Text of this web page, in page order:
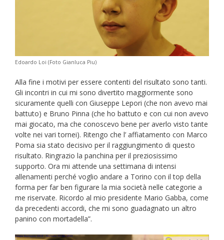
Edoardo Loi (Foto Gianluca Piu)
Alla fine i motivi per essere contenti del risultato sono tanti.
Gli incontri in cui mi sono divertito maggiormente sono
sicuramente quelli con Giuseppe Lepori (che non avevo mai
battuto) e Bruno Pinna (che ho battuto e con cui non avevo
mai giocato, ma che conoscevo bene per averlo visto tante
volte nei vari tornei). Ritengo che l’ affiatamento con Marco
Poma sia stato decisivo per il raggiungimento di questo
risultato. Ringrazio la panchina per il preziosissimo
supporto. Ora mi attende una settimana di intensi
allenamenti perché voglio andare a Torino con il top della
forma per far ben figurare la mia società nelle categorie a
me riservate. Ricordo al mio presidente Mario Gabba, come
da precedenti accordi, che mi sono guadagnato un altro
panino con mortadella”.